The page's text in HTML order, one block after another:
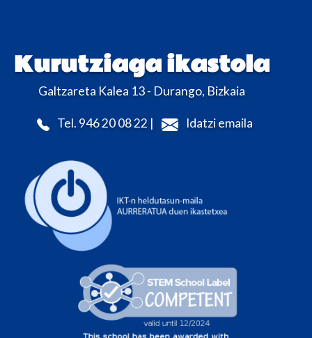
Kurutziaga ikastola
Galtzareta Kalea 13 - Durango, Bizkaia
Tel. 946 20 08 22 | Idatzi emaila